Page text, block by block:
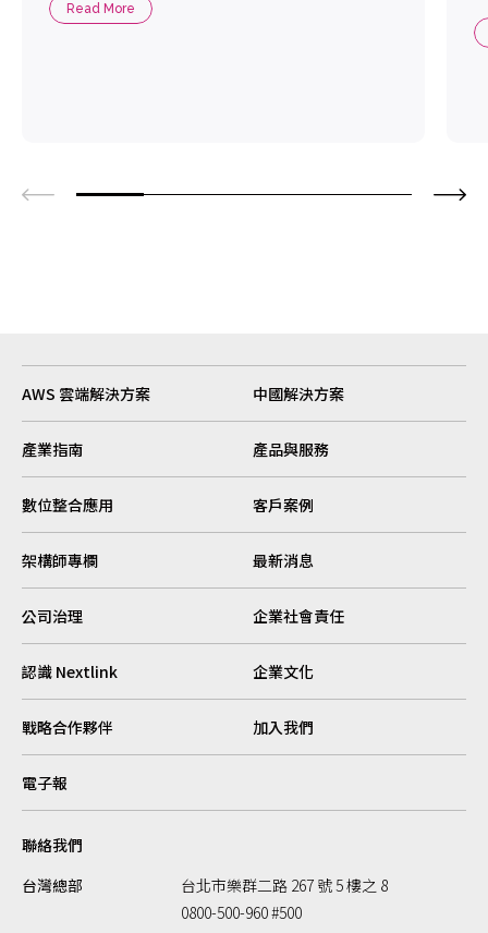
Read More
AWS 雲端解決方案 中國解決方案
產業指南 產品與服務
數位整合應用 客戶案例
架構師專欄 最新消息
公司治理 企業社會責任
認識 Nextlink 企業文化
戰略合作夥伴 加入我們
電子報
聯絡我們
台灣總部
台北市樂群二路 267 號 5 樓之 8
0800-500-960 #500